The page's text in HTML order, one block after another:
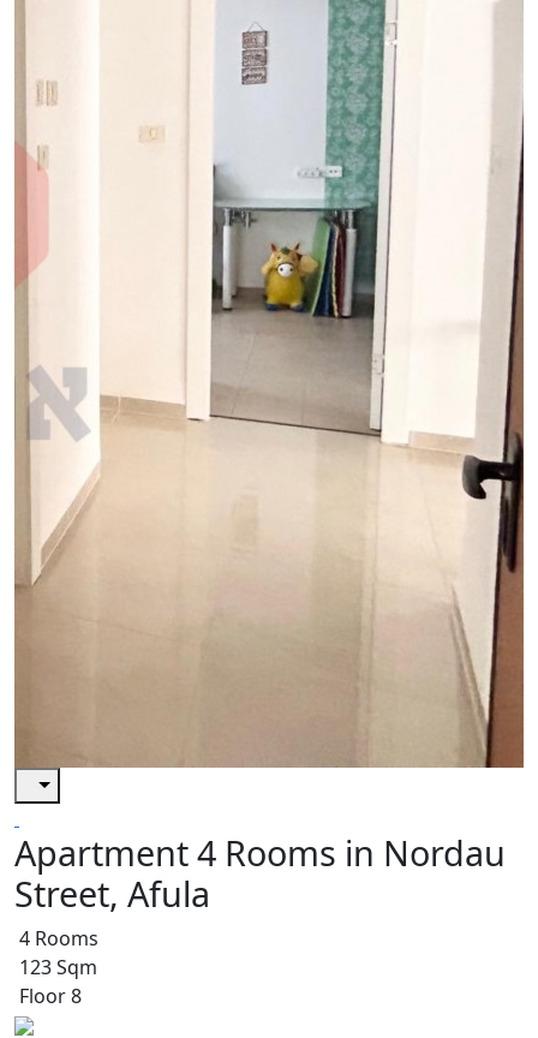
Apartment 4 Rooms in Nordau
Street, Afula
4 Rooms
123 Sqm
Floor 8